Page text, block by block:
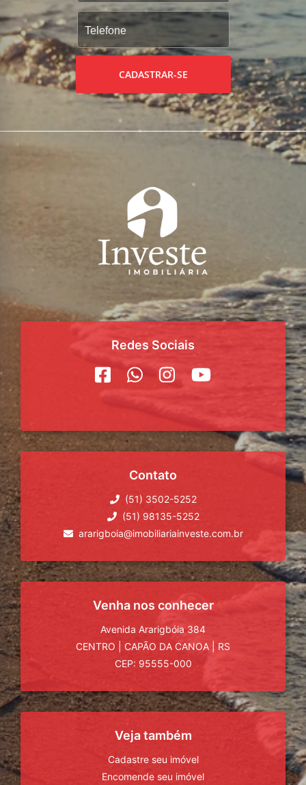
CADASTRAR-SE
Redes Sociais
Contato
(51) 3502-5252
(51) 98135-5252
ararigboia@imobiliariainveste.com.br
Venha nos conhecer
Avenida Ararigbóia 384
CENTRO
CAPÃO DA CANOA
RS
CEP: 95555-000
Veja também
Cadastre seu imóvel
Encomende seu imóvel